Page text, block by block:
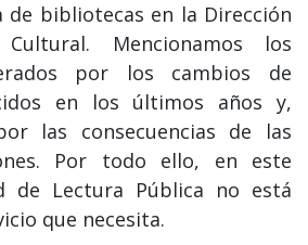
de bibliotecas en la Dirección
Mencionamos los
por los cambios de
en los últimos años y,
las consecuencias de las
Por todo ello, en este
de Lectura Pública no está
que necesita.